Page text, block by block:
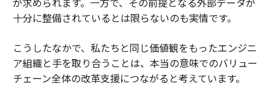
十分に整備されているとは限らないのも実情です。
こうしたなかで、私たちと同じ価値観をもったエンジニ
ア組織と手を取り合うことは、本当の意味でのバリュー
チェーン全体の改革支援につながると考えています。